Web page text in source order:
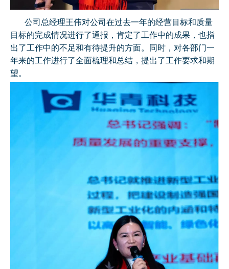
公司总经理王伟对公司在过去一年的经营目标和质量
目标的完成情况进行了通报，肯定了工作中的成果，也指
出了工作中的不足和有待提升的方面。同时，对各部门一
年来的工作进行了全面梳理和总结，提出了工作要求和期
望。